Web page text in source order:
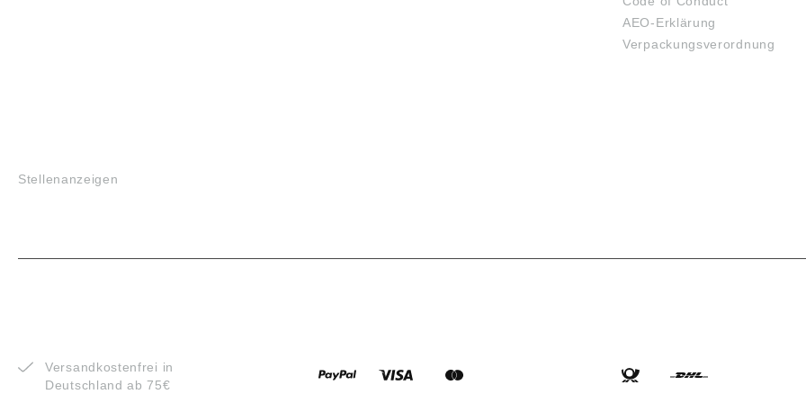
AEO-Erklärung
Verpackungsverordnung
Stellenanzeigen
Versandkostenfrei in
Deutschland ab 75€